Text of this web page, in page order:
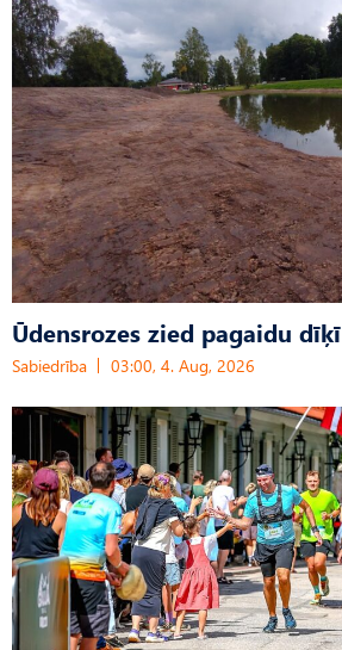
Ūdensrozes zied pagaidu dīķī
Sabiedrība 03:00, 4. Aug, 2026